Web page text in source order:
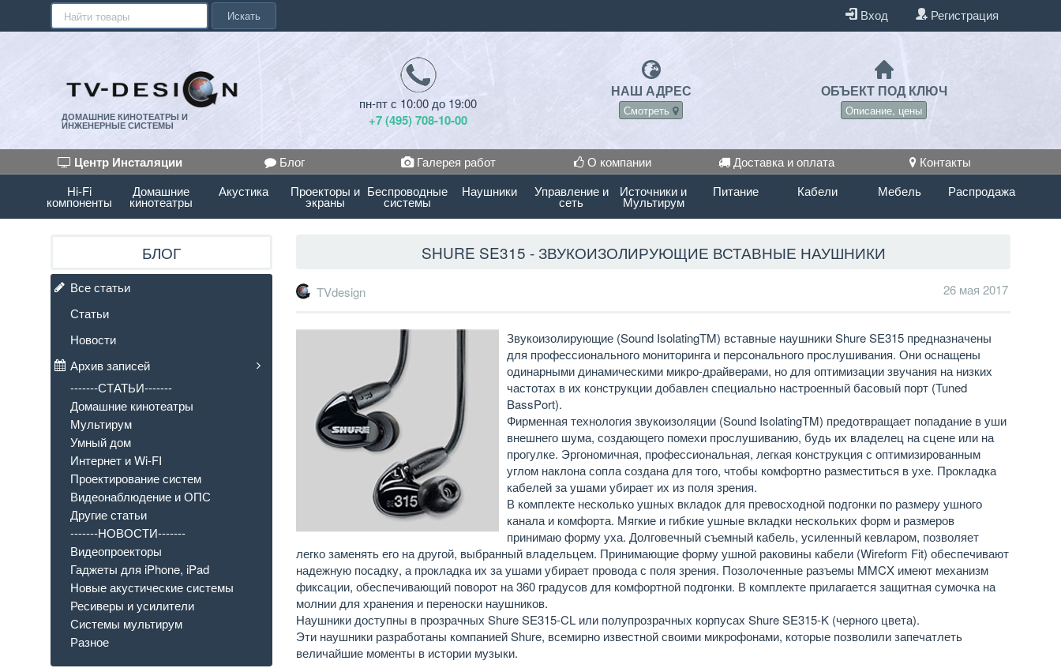
Искать Вход Регистрация
ДОМАШНИЕ КИНОТЕАТРЫ И
ИНЖЕНЕРНЫЕ СИСТЕМЫ
пн-пт с 10:00 до 19:00
+7 (495) 708-10-00
НАШ АДРЕС
Смотреть
ОБЪЕКТ ПОД КЛЮЧ
Описание, цены
Центр Инсталяции Блог Галерея работ О компании Доставка и оплата
Контакты
Hi-Fi
компоненты
Домашние
кинотеатры
Акустика Проекторы и
экраны
Беспроводные
системы
Наушники Управление и
сеть
Источники и
Мультирум
Питание Кабели Мебель Распродажа
SHURE SE315 - ЗВУКОИЗОЛИРУЮЩИЕ ВСТАВНЫЕ НАУШНИКИ
TVdesign 26 мая 2017
Звукоизолирующие (Sound IsolatingTM) вставные наушники Shure SE315 предназначены
для профессионального мониторинга и персонального прослушивания. Они оснащены
одинарными динамическими микро-драйверами, но для оптимизации звучания на низких
частотах в их конструкции добавлен специально настроенный басовый порт (Tuned
BassPort).
Фирменная технология звукоизоляции (Sound IsolatingTM) предотвращает попадание в уши
внешнего шума, создающего помехи прослушиванию, будь их владелец на сцене или на
прогулке. Эргономичная, профессиональная, легкая конструкция с оптимизированным
углом наклона сопла создана для того, чтобы комфортно разместиться в ухе. Прокладка
кабелей за ушами убирает их из поля зрения.
В комплекте несколько ушных вкладок для превосходной подгонки по размеру ушного
канала и комфорта. Мягкие и гибкие ушные вкладки нескольких форм и размеров
принимаю форму уха. Долговечный съемный кабель, усиленный кевларом, позволяет
легко заменять его на другой, выбранный владельцем. Принимающие форму ушной раковины кабели (Wireform Fit) обеспечивают
надежную посадку, а прокладка их за ушами убирает провода с поля зрения. Позолоченные разъемы MMCX имеют механизм
фиксации, обеспечивающий поворот на 360 градусов для комфортной подгонки. В комплекте прилагается защитная сумочка на
молнии для хранения и переноски наушников.
Наушники доступны в прозрачных Shure SE315-CL или полупрозрачных корпусах Shure SE315-K (черного цвета).
Эти наушники разработаны компанией Shure, всемирно известной своими микрофонами, которые позволили запечатлеть
величайшие моменты в истории музыки.
БЛОГ
Все статьи
Статьи
Новости
Архив записей
-------СТАТЬИ-------
Домашние кинотеатры
Мультирум
Умный дом
Интернет и Wi-FI
Проектирование систем
Видеонаблюдение и ОПС
Другие статьи
-------НОВОСТИ-------
Видеопроекторы
Гаджеты для iPhone, iPad
Новые акустические системы
Ресиверы и усилители
Системы мультирум
Разное